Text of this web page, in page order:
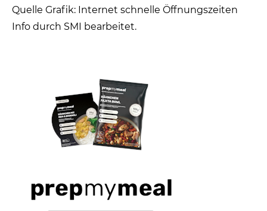
Quelle Grafik: Internet schnelle Öffnungszeiten
Info durch SMI bearbeitet.